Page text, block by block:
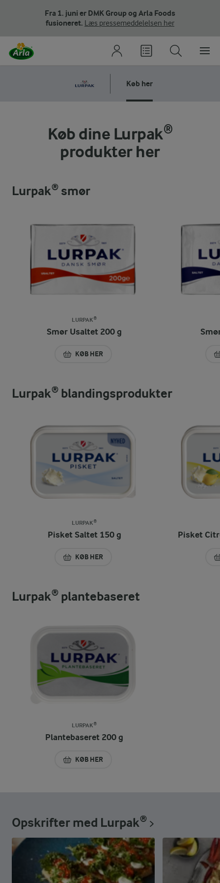
Fra 1. juni er DMK Group og Arla Foods
fusioneret. Læs pressemeddelelsen her
Køb her
Køb dine Lurpak®
produkter her
Lurpak® smør
LURPAK®
Smør Usaltet 200 g
KØB HER
SMØR USALTET 200 G
Lurpak® blandingsprodukter
LURPAK®
Pisket Saltet 150 g
KØB HER
PISKET SALTET 150 G
Pisket
Lurpak® plantebaseret
LURPAK®
Plantebaseret 200 g
KØB HER
PLANTEBASERET 200 G
Opskrifter med Lurpak®